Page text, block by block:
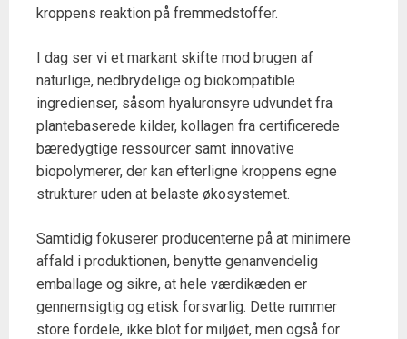
kroppens reaktion på fremmedstoffer.
I dag ser vi et markant skifte mod brugen af
naturlige, nedbrydelige og biokompatible
ingredienser, såsom hyaluronsyre udvundet fra
plantebaserede kilder, kollagen fra certificerede
bæredygtige ressourcer samt innovative
biopolymerer, der kan efterligne kroppens egne
strukturer uden at belaste økosystemet.
Samtidig fokuserer producenterne på at minimere
affald i produktionen, benytte genanvendelig
emballage og sikre, at hele værdikæden er
gennemsigtig og etisk forsvarlig. Dette rummer
store fordele, ikke blot for miljøet, men også for